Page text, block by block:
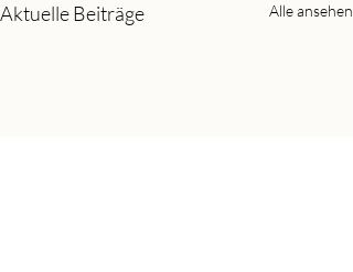
Aktuelle Beiträge Alle ansehen